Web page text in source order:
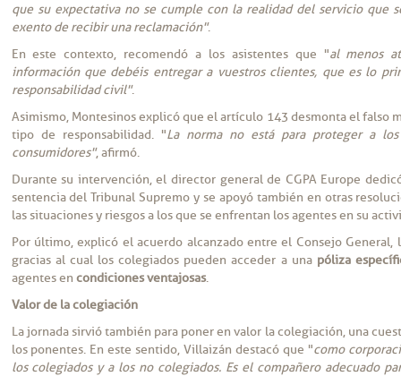
que su expectativa no se cumple con la realidad del servicio que
exento de recibir una reclamación".
En este contexto, recomendó a los asistentes que "al menos
información que debéis entregar a vuestros clientes, que es lo
responsabilidad civil".
Asimismo, Montesinos explicó que el artículo 143 desmonta el falso
tipo de responsabilidad. "La norma no está para proteger a
consumidores", afirmó.
Durante su intervención, el director general de CGPA Europe
sentencia del Tribunal Supremo y se apoyó también en otras
las situaciones y riesgos a los que se enfrentan los agentes en su
Por último, explicó el acuerdo alcanzado entre el Consejo General,
gracias al cual los colegiados pueden acceder a una póliza
agentes en condiciones ventajosas.
Valor de la colegiación
La jornada sirvió también para poner en valor la colegiación, una
los ponentes. En este sentido, Villaizán destacó que "como
los colegiados y a los no colegiados. Es el compañero adecuado